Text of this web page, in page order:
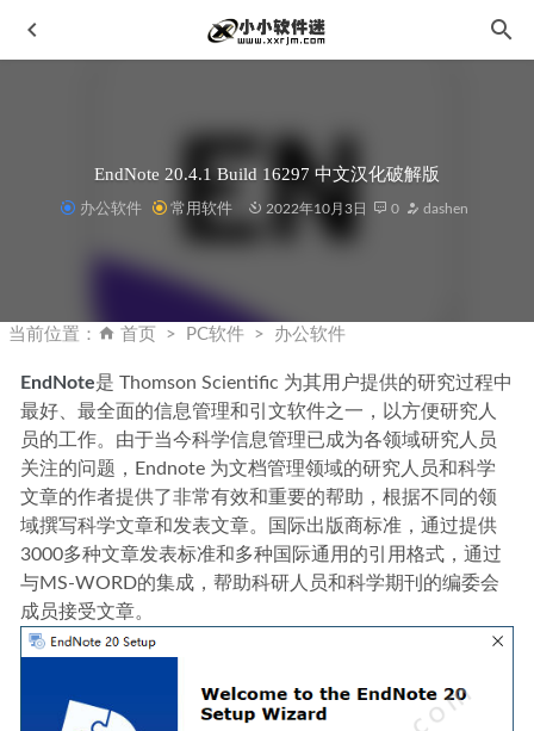
EndNote 20.4.1 Build 16297 中文汉化破解版
办公软件 常用软件 2022年10月3日 0 dashen
当前位置： 首页 PC软件 办公软件
EndNote是 Thomson Scientific 为其用户提供的研究过程中
最好、最全面的信息管理和引文软件之一，以方便研究人
员的工作。由于当今科学信息管理已成为各领域研究人员
关注的问题，Endnote 为文档管理领域的研究人员和科学
文章的作者提供了非常有效和重要的帮助，根据不同的领
域撰写科学文章和发表文章。国际出版商标准，通过提供
3000多种文章发表标准和多种国际通用的引用格式，通过
与MS-WORD的集成，帮助科研人员和科学期刊的编委会
成员接受文章。
Topaz Video AI 3.1.7中文汉化破解版-黄玉智能视频放大清晰
化软件 2023-03-03
Mac软件打开提示：已损坏，无法打开。您应该将它移到废
纸娄 怎么解决? 2022-10-08
Movavi Picverse V1.1官方中文破解版-原版安装包+简体中文
+注册补丁 2023-02-07
Paint.NET 5.0.4中文汉化版-图像编辑软件 2023-05-20